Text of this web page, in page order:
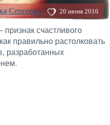
Сергеева 20 июня 2016
счастливого
правильно растолковать
разработанных